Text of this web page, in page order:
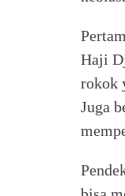
Haji
rokok
Juga